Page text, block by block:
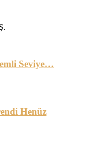
Seviye…
Henüz